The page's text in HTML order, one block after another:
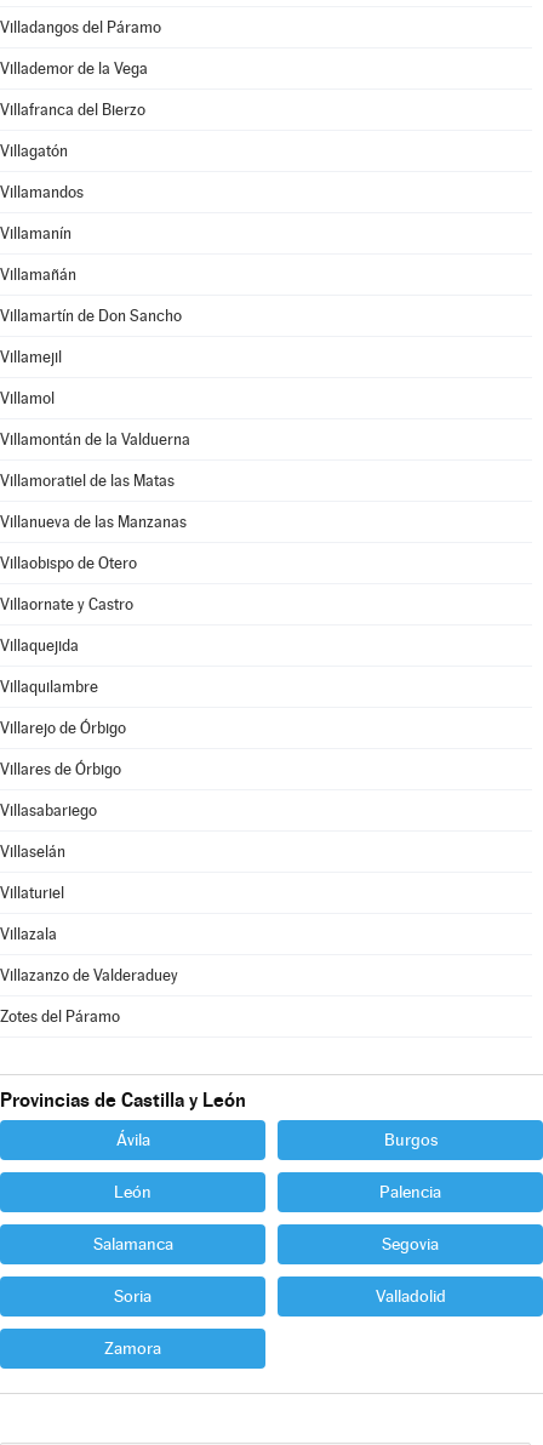
Villadangos del Páramo
Villademor de la Vega
Villafranca del Bierzo
Villagatón
Villamandos
Villamanín
Villamañán
Villamartín de Don Sancho
Villamejil
Villamol
Villamontán de la Valduerna
Villamoratiel de las Matas
Villanueva de las Manzanas
Villaobispo de Otero
Villaornate y Castro
Villaquejida
Villaquilambre
Villarejo de Órbigo
Villares de Órbigo
Villasabariego
Villaselán
Villaturiel
Villazala
Villazanzo de Valderaduey
Zotes del Páramo
Provincias de Castilla y León
Ávila Burgos
León Palencia
Salamanca Segovia
Soria Valladolid
Zamora